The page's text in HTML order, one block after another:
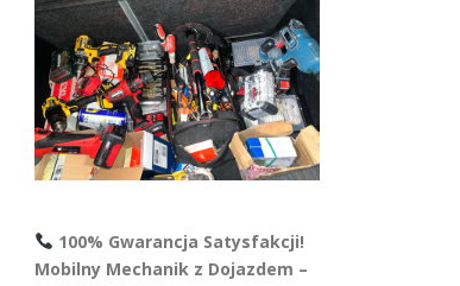
100% Gwarancja Satysfakcji!
Mobilny Mechanik z Dojazdem –